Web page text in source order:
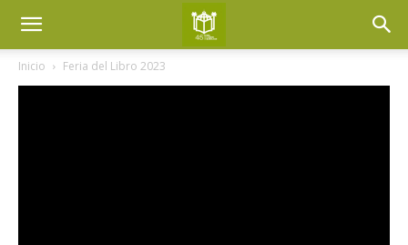
Inicio Feria del Libro 2023